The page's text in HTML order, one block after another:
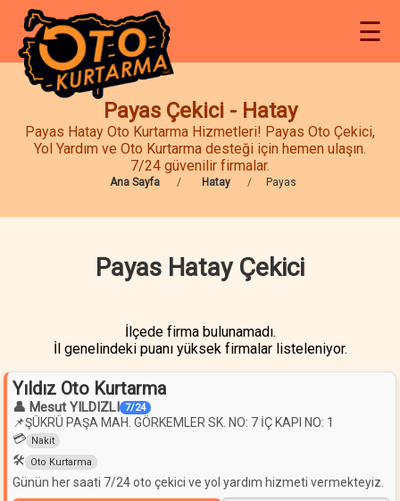
☰
Payas Çekici - Hatay
Payas Hatay Oto Kurtarma Hizmetleri! Payas Oto Çekici,
Yol Yardım ve Oto Kurtarma desteği için hemen ulaşın.
7/24 güvenilir firmalar.
Ana Sayfa Hatay Payas
Payas Hatay Çekici
İlçede firma bulunamadı.
İl genelindeki puanı yüksek firmalar listeleniyor.
Yıldız Oto Kurtarma
👤 Mesut YILDIZLI 7/24
📌ŞÜKRÜ PAŞA MAH. GÖRKEMLER SK. NO: 7 İÇ KAPI NO: 1
💳 Nakit
🛠️ Oto Kurtarma
Günün her saati 7/24 oto çekici ve yol yardım hizmeti vermekteyiz.